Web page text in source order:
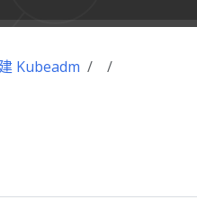
Kubeadm